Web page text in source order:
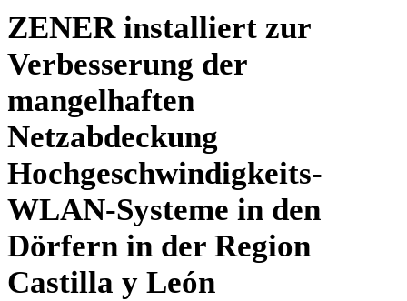
ZENER installiert zur
Verbesserung der
mangelhaften
Netzabdeckung
Hochgeschwindigkeits-
WLAN-Systeme in den
Dörfern in der Region
Castilla y León